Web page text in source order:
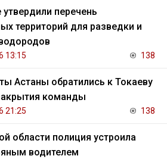
утвердили перечень
территорий для разведки и
13:15 138
Астаны обратились к Токаеву
команды
21:25 138
области полиция устроила
водителем